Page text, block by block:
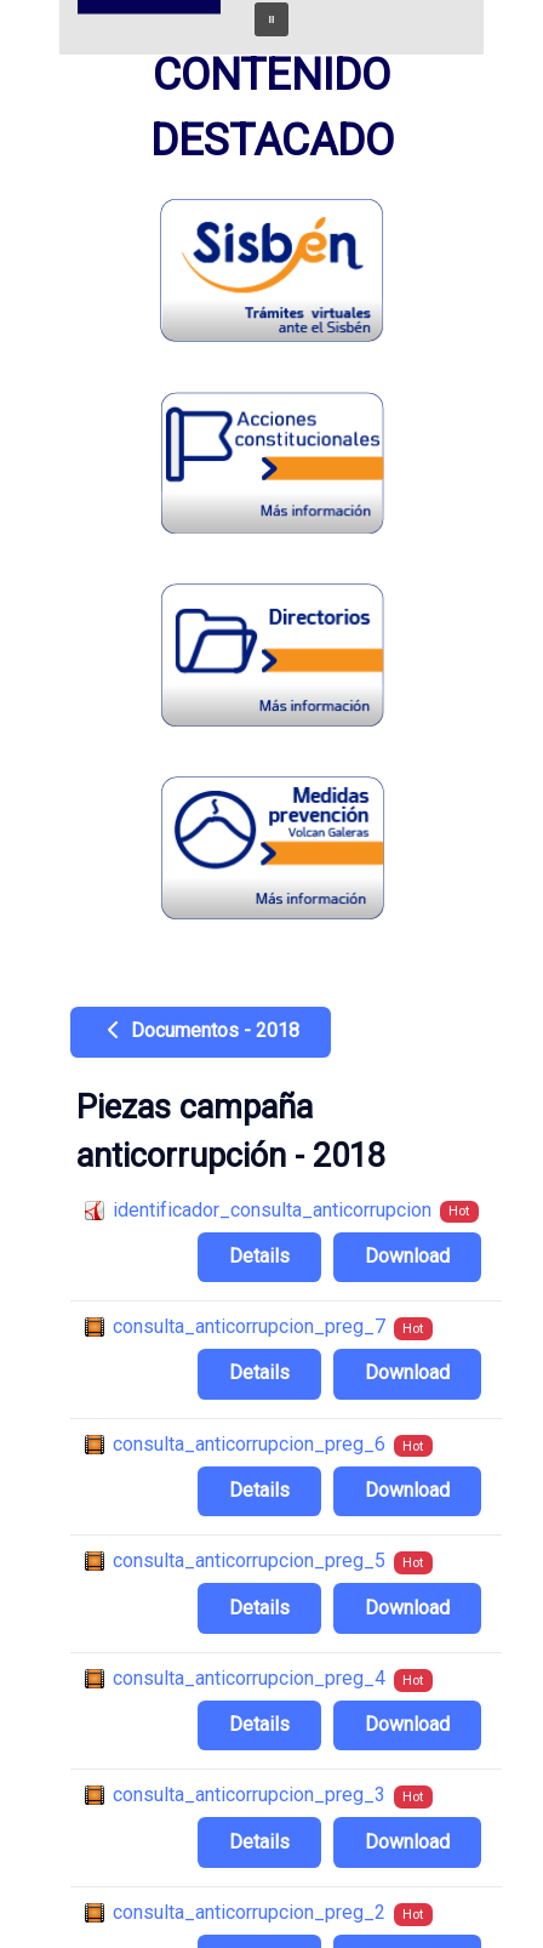
CONTENIDO
DESTACADO
Documentos - 2018
Piezas campaña
anticorrupción - 2018
identificador_consulta_anticorrupcion Hot
Download
Details
consulta_anticorrupcion_preg_7 Hot
Download
Details
consulta_anticorrupcion_preg_6 Hot
Download
Details
consulta_anticorrupcion_preg_5 Hot
Download
Details
consulta_anticorrupcion_preg_4 Hot
Download
Details
consulta_anticorrupcion_preg_3 Hot
Download
Details
consulta_anticorrupcion_preg_2 Hot